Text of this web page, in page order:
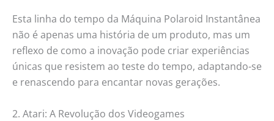
Esta linha do tempo da Máquina Polaroid Instantânea
não é apenas uma história de um produto, mas um
reflexo de como a inovação pode criar experiências
únicas que resistem ao teste do tempo, adaptando-se
e renascendo para encantar novas gerações.
2. Atari: A Revolução dos Videogames